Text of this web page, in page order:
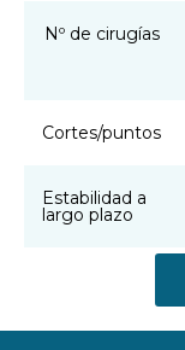
Nº de cirugías
Cortes/puntos
Estabilidad a
largo plazo